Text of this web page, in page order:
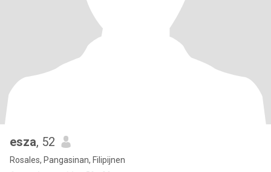
esza, 52
Rosales, Pangasinan, Filipijnen